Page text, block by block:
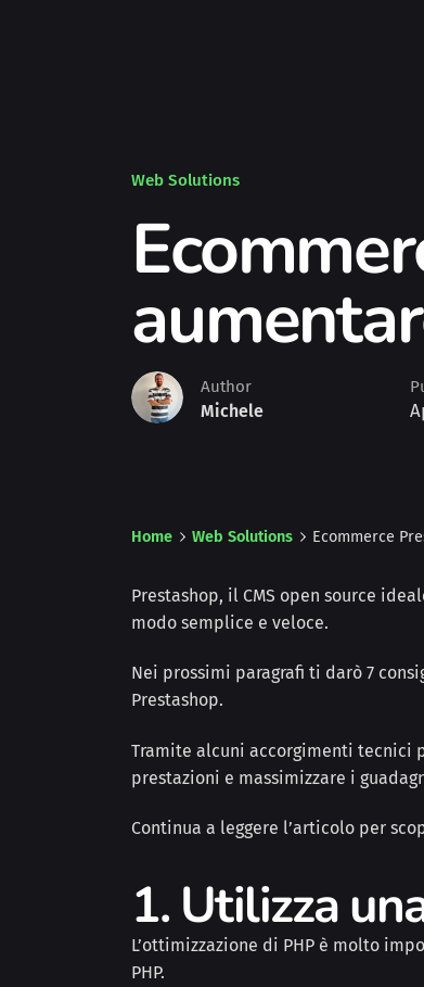
Web Solutions
Author
Michele
Home Web Solutions Ecommerce
Prestashop, il CMS open source
modo semplice e veloce.
Nei prossimi paragrafi ti darò 7
Prestashop.
Tramite alcuni accorgimenti tecnici
prestazioni e massimizzare i
Continua a leggere l’articolo per
1. Utilizza
L’ottimizzazione di PHP è molto
PHP.